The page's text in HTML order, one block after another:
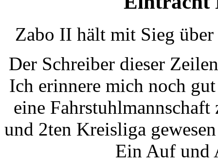
Zabo II hält mit Sieg
Der Schreiber dieser
Ich erinnere mich noch
eine
und 2ten Kreisliga
Ein Auf und